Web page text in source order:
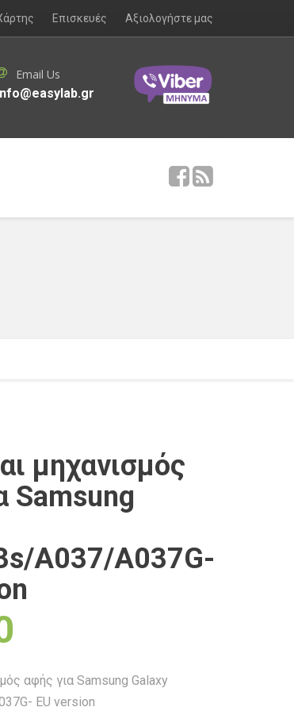
Επισκευές Αξιολογήστε μας
Email Us
μηχανισμός
Samsung
A037/A037G-
αφής για Samsung Galaxy
EU version